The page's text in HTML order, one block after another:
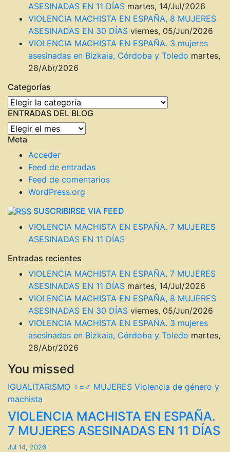
ASESINADAS EN 11 DÍAS martes, 14/Jul/2026
VIOLENCIA MACHISTA EN ESPAÑA, 8 MUJERES
ASESINADAS EN 30 DÍAS viernes, 05/Jun/2026
VIOLENCIA MACHISTA EN ESPAÑA. 3 mujeres
asesinadas en Bizkaia, Córdoba y Toledo martes,
28/Abr/2026
Categorías
Categorías
ENTRADAS DEL BLOG
ENTRADAS
DEL
BLOG
Meta
Acceder
Feed de entradas
Feed de comentarios
WordPress.org
SUSCRIBIRSE VIA FEED
VIOLENCIA MACHISTA EN ESPAÑA. 7 MUJERES
ASESINADAS EN 11 DÍAS
Entradas recientes
VIOLENCIA MACHISTA EN ESPAÑA. 7 MUJERES
ASESINADAS EN 11 DÍAS martes, 14/Jul/2026
VIOLENCIA MACHISTA EN ESPAÑA, 8 MUJERES
ASESINADAS EN 30 DÍAS viernes, 05/Jun/2026
VIOLENCIA MACHISTA EN ESPAÑA. 3 mujeres
asesinadas en Bizkaia, Córdoba y Toledo martes,
28/Abr/2026
You missed
IGUALITARISMO ♀=♂ MUJERES Violencia de género y
machista
VIOLENCIA MACHISTA EN ESPAÑA.
7 MUJERES ASESINADAS EN 11 DÍAS
Jul 14, 2026